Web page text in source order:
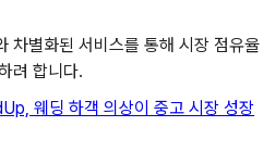
차별화된 서비스를 통해 시장 점유율
려 합니다.
웨딩 하객 의상이 중고 시장 성장